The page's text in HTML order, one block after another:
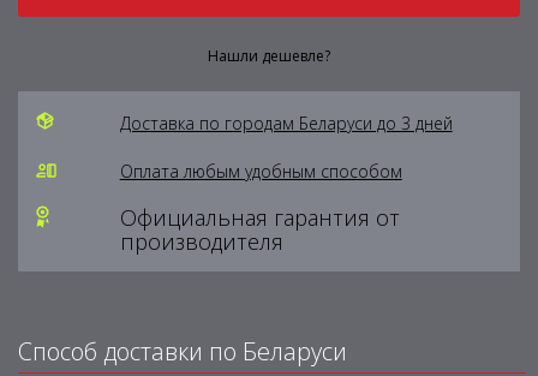
Нашли дешевле?
Доставка по городам Беларуси до 3 дней
Оплата любым удобным способом
Официальная гарантия от
производителя
Способ доставки по Беларуси